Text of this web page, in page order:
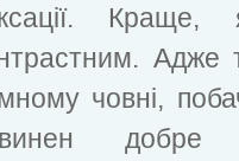
Краще,
Адже
човні,
добре